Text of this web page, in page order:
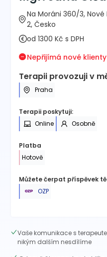
Na Moráni 360/3,
2, Česko
od 1300 Kč s DPH
Nepřijímá nové klienty
Terapii provozuji v
Praha
Terapii poskytuji:
Online
Osobně
Platba
Hotově
Můžete čerpat příspěvek
OZP
Vaše komunikace s
nikým dalším nesdílíme